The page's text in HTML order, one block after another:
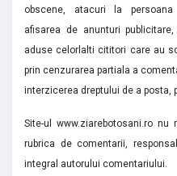
obscene, atacuri la
afisarea de anunturi
aduse celorlalti cititori care au
prin cenzurarea partiala a
interzicerea dreptului de a posta,
Site-ul www.ziarebotosani.ro
rubrica de comentarii,
integral autorului comentariului.